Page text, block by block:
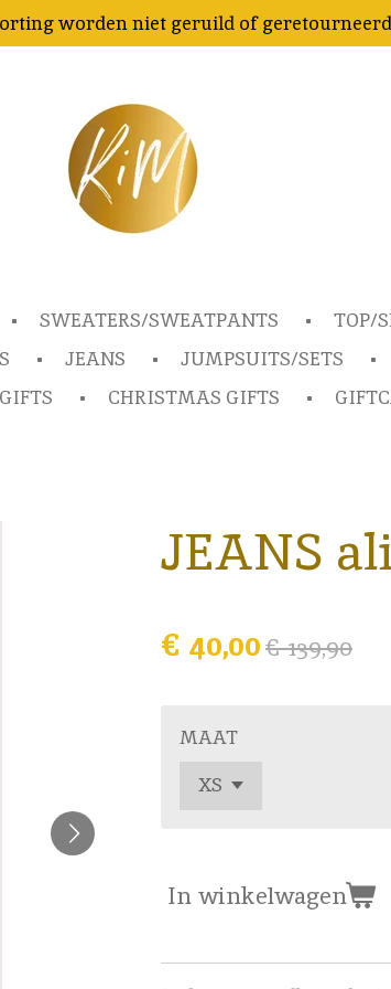
worden niet geruild of geretourneerd
SWEATERS/SWEATPANTS TOP/
JEANS JUMPSUITS/SETS
CHRISTMAS GIFTS
JEANS
€ 40,00€ 139,90
MAAT
In winkelwagen